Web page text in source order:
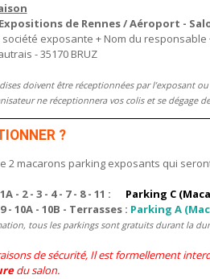
de Rennes / Aéroport -
société exposante + Nom du responsable
- 35170 BRUZ
doivent être réceptionnées par l’exposant
ne réceptionnera vos colis et se
?
2 macarons parking exposants qui
- 2 - 3 - 4 - 7 - 8 - 11 :
Parking C
- 10A - 10B - Terrasses : Parking A
tous les parkings sont gratuits durant la
de sécurité, Il est formellement
du salon.